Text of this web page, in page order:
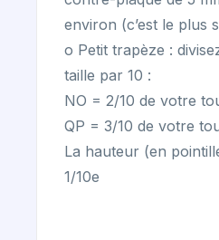
environ (c’est le plus
o Petit trapèze :
taille par 10 :
NO = 2/10 de votre
QP = 3/10 de votre
La hauteur (en
1/10e